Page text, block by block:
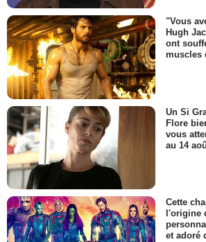
"Vous
Hugh
ont
muscles
Un Si
Flore
vous
au 14
Cette
l'origine
et adoré